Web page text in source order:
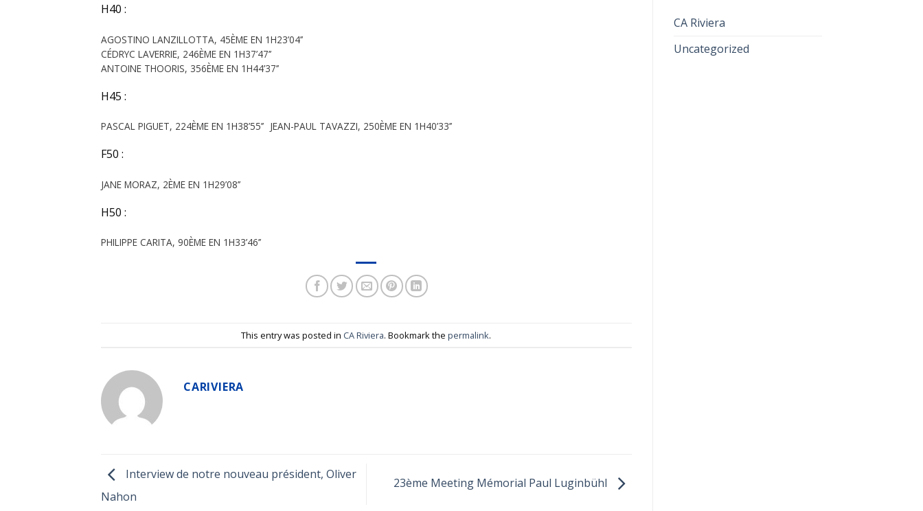
H40 :
AGOSTINO LANZILLOTTA, 45ÈME EN 1H23’04’’
CÉDRYC LAVERRIE, 246ÈME EN 1H37’47’’
ANTOINE THOORIS, 356ÈME EN 1H44’37’’
H45 :
PASCAL PIGUET, 224ÈME EN 1H38’55’’ JEAN-PAUL TAVAZZI, 250ÈME EN 1H40’33’’
F50 :
JANE MORAZ, 2ÈME EN 1H29’08’’
H50 :
PHILIPPE CARITA, 90ÈME EN 1H33’46’’
This entry was posted in CA Riviera. Bookmark thepermalink.
CARIVIERA
Interview de notre nouveau président, Oliver
Nahon
23ème Meeting Mémorial Paul Luginbühl
CA Riviera
Uncategorized